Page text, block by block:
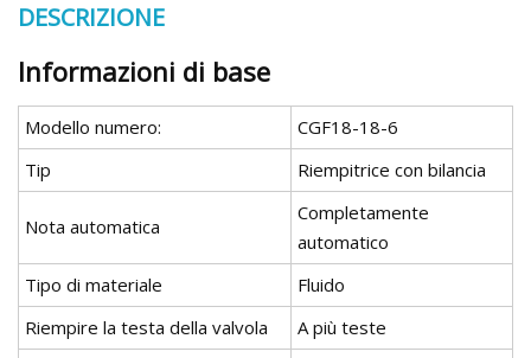
DESCRIZIONE
Informazioni di base
Modello numero:
CGF18-18-6
Tip
Riempitrice con bilancia
Nota automatica
Completamente
automatico
Tipo di materiale
Fluido
Riempire la testa della valvola
A più teste